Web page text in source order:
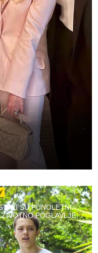
SU PUNOLETNI:
POGLAVLJE